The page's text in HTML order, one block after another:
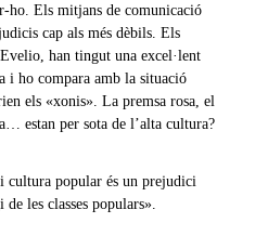
ho. Els mitjans de comunicació
cap als més dèbils. Els
han tingut una excel·lent
i ho compara amb la situació
els «xonis». La premsa rosa, el
estan per sota de l’alta cultura?
popular és un prejudici
les classes populars».